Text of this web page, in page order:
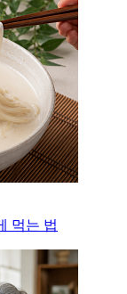
먹는 법